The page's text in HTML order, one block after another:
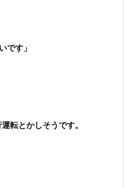
です」
転とかしそうです。